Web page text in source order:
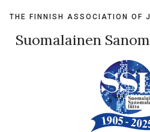
content
THE FINNISH ASSOCIATION OF
Suomalainen